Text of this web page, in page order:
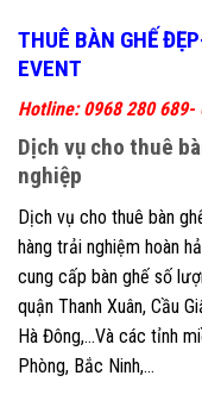
THUÊ BÀN GHẾ
EVENT
Hotline: 0968 280 689-
Dịch vụ cho thuê
nghiệp
Dịch vụ cho thuê bàn
hàng trải nghiệm hoàn
cung cấp bàn ghế số
quận Thanh Xuân, Cầu
Hà Đông,…Và các tỉnh
Phòng, Bắc Ninh,…